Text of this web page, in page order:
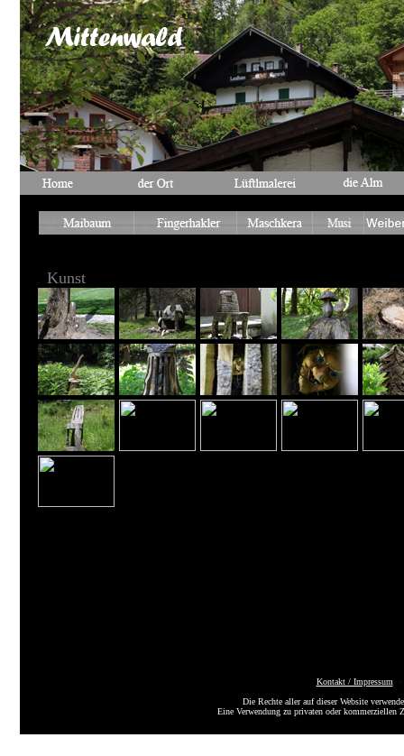
Kunst
Kontakt / Impressum
Die Rechte aller auf dieser Website
Eine Verwendung zu privaten oder kommerziellen